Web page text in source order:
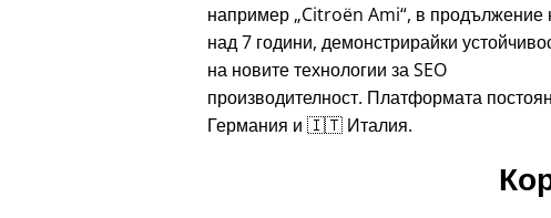
например Citroën Ami , в продължение
над 7 години, демонстрирайки
на новите технологии за SEO
производителност. Платформата
Германия и 🇮🇹 Италия.